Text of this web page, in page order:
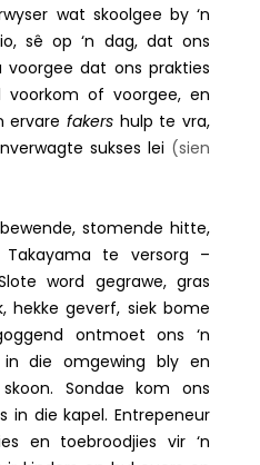
wat skoolgee by ‘n
sê op ‘n dag, dat ons
dat ons prakties
of voorgee, en
ervare fakers hulp te vra,
sukses lei (sien
stomende hitte,
te versorg –
word gegrawe, gras
hekke geverf, siek bome
ontmoet ons ‘n
die omgewing bly en
Sondae kom ons
in die kapel. Entrepeneur
en toebroodjies vir ‘n